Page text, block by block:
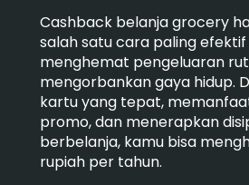
Cashback belanja grocery
salah satu cara paling
menghemat pengeluaran
mengorbankan gaya hidup.
kartu yang tepat,
promo, dan menerapkan
berbelanja, kamu bisa
rupiah per tahun.